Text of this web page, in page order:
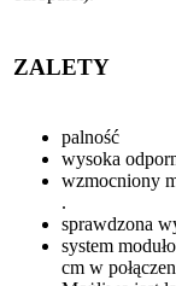
ZALETY
palność
wysoka
wzmocniony
.
sprawdzona
system
cm w